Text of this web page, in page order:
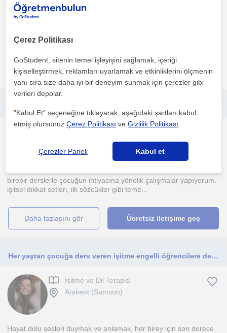
İşitme engelli veya dil ve konuşma bozuklukluğuna sahip
çocuklarla iki senedir özel eğitim ve rehabilitasyon merkez...
1. ders ücretsiz
daha fazlasını gör Ücretsiz iletişime geç
birebir derslerle çocuğun ihtiyacına yönelik çalışmalar yapıyorum.
işitsel dikkat setleri, ilk sözcükler gibi teme...
daha fazlasını gör Ücretsiz iletişime geç
Her yaştan çocuğa ders veren işitme engelli öğrencilere ders öğretmeni
Isitme ve Dil Terapisi
Atakent (Samsun)
Hayat dolu sesleri duymak ve anlamak, her birey için son derece
Çerez Politikası
GoStudent, sitenin temel işleyişini sağlamak, içeriği
kişiselleştirmek, reklamları uyarlamak ve etkinliklerini ölçmenin
yanı sıra size daha iyi bir deneyim sunmak için çerezler gibi
verileri depolar.
"Kabul Et" seçeneğine tıklayarak, aşağıdaki şartları kabul
etmiş olursunuzÇerez Politikası veGizlilik Politikası
Çerezler Paneli Kabul et